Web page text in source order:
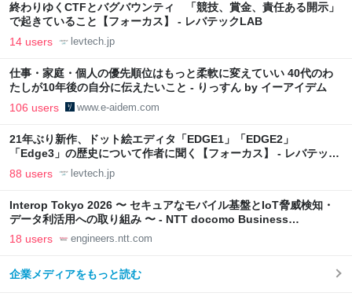
終わりゆくCTFとバグバウンティ 「競技、賞金、責任ある開示」
で起きていること【フォーカス】 - レバテックLAB
14 users levtech.jp
仕事・家庭・個人の優先順位はもっと柔軟に変えていい 40代のわ
たしが10年後の自分に伝えたいこと - りっすん by イーアイデム
106 users www.e-aidem.com
21年ぶり新作、ドット絵エディタ「EDGE1」「EDGE2」
「Edge3」の歴史について作者に聞く【フォーカス】 - レバテック
LAB
88 users levtech.jp
Interop Tokyo 2026 〜 セキュアなモバイル基盤とIoT脅威検知・
データ利活用への取り組み 〜 - NTT docomo Business
Engineers' Blog
18 users engineers.ntt.com
企業メディアをもっと読む